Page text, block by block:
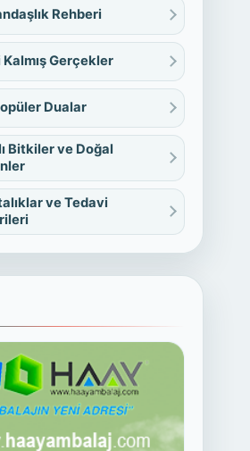
Rehberi
Kalmış Gerçekler
Dualar
Bitkiler ve Doğal
ve Tedavi